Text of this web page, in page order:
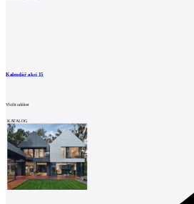
Kalendář akcí 15
Vložit událost
KATALOG